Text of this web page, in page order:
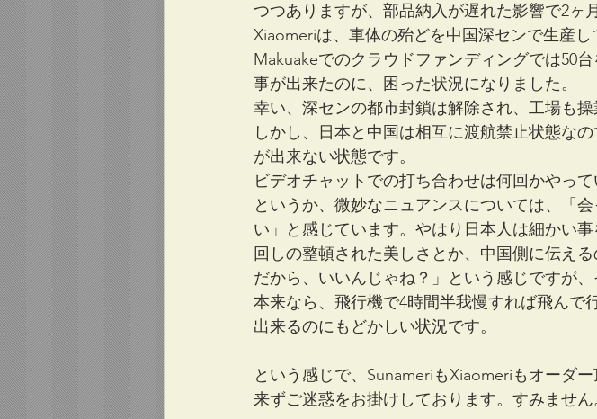
つつありますが、部品納入が遅れた影響で2ヶ
Xiaomeriは、車体の殆どを中国深センで生産
Makuakeでのクラウドファンディングでは50
事が出来たのに、困った状況になりました。
幸い、深センの都市封鎖は解除され、工場も
しかし、日本と中国は相互に渡航禁止状態な
が出来ない状態です。
ビデオチャットでの打ち合わせは何回かやっ
というか、微妙なニュアンスについては、「
い」と感じています。やはり日本人は細かい
回しの整頓された美しさとか、中国側に伝え
だから、いいんじゃね？」という感じですが
本来なら、飛行機で4時間半我慢すれば飛んで
出来るのにもどかしい状況です。
という感じで、SunameriもXiaomeriもオーダ
来ずご迷惑をお掛けしております。すみません